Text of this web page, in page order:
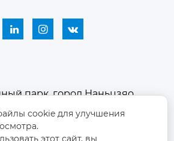
  
парк, город Наньцзяо,
город Цзыбо, провинция
cookie для улучшения
этот сайт, вы